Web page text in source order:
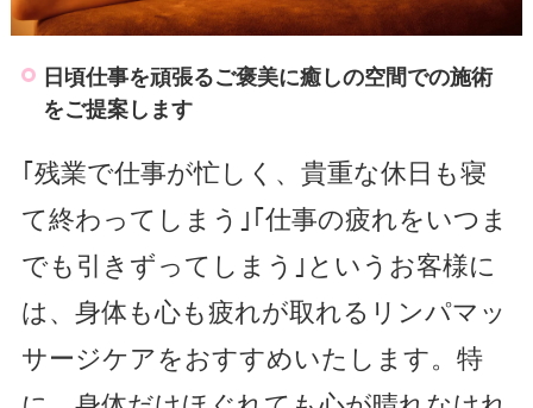
日頃仕事を頑張るご褒美に癒しの空間での施術
をご提案します
｢残業で仕事が忙しく、貴重な休日も寝
て終わってしまう｣｢仕事の疲れをいつま
でも引きずってしまう｣というお客様に
は、身体も心も疲れが取れるリンパマッ
サージケアをおすすめいたします。特